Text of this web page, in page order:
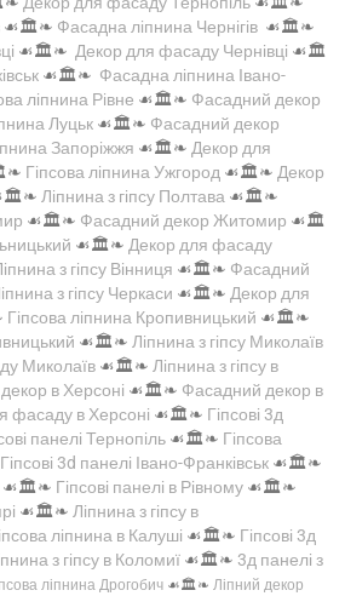
☙🏛️❧ Фасадна ліпнина Чернігів ☙🏛️❧
☙🏛️❧ Декор для фасаду Чернівці ☙🏛️
☙🏛️❧ Фасадна ліпнина Івано-
ліпнина Рівне ☙🏛️❧ Фасадний декор
Луцьк ☙🏛️❧ Фасадний декор
Запоріжжя ☙🏛️❧ Декор для
Гіпсова ліпнина Ужгород ☙🏛️❧ Декор
Ліпнина з гіпсу Полтава ☙🏛️❧
☙🏛️❧ Фасадний декор Житомир ☙🏛️
☙🏛️❧ Декор для фасаду
з гіпсу Вінниця ☙🏛️❧ Фасадний
з гіпсу Черкаси ☙🏛️❧ Декор для
Гіпсова ліпнина Кропивницький ☙🏛️❧
☙🏛️❧ Ліпнина з гіпсу Миколаїв
Миколаїв ☙🏛️❧ Ліпнина з гіпсу в
в Херсоні ☙🏛️❧ Фасадний декор в
фасаду в Херсоні ☙🏛️❧ Гіпсові 3д
панелі Тернопіль ☙🏛️❧ Гіпсова
Гіпсові 3d панелі Івано-Франківськ ☙🏛️❧
☙🏛️❧ Гіпсові панелі в Рівному ☙🏛️❧
☙🏛️❧ Ліпнина з гіпсу в
ліпнина в Калуші ☙🏛️❧ Гіпсові 3д
з гіпсу в Коломиї ☙🏛️❧ 3д панелі з
ліпнина Дрогобич ☙🏛️❧ Ліпний декор